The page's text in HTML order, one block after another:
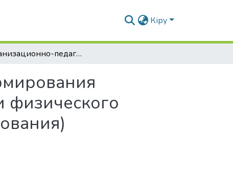
Кіру
Организационно-педагогические условия формирования здорового образа жизни студентов средствами физического воспитания (в системе дополнительного образования)
физического